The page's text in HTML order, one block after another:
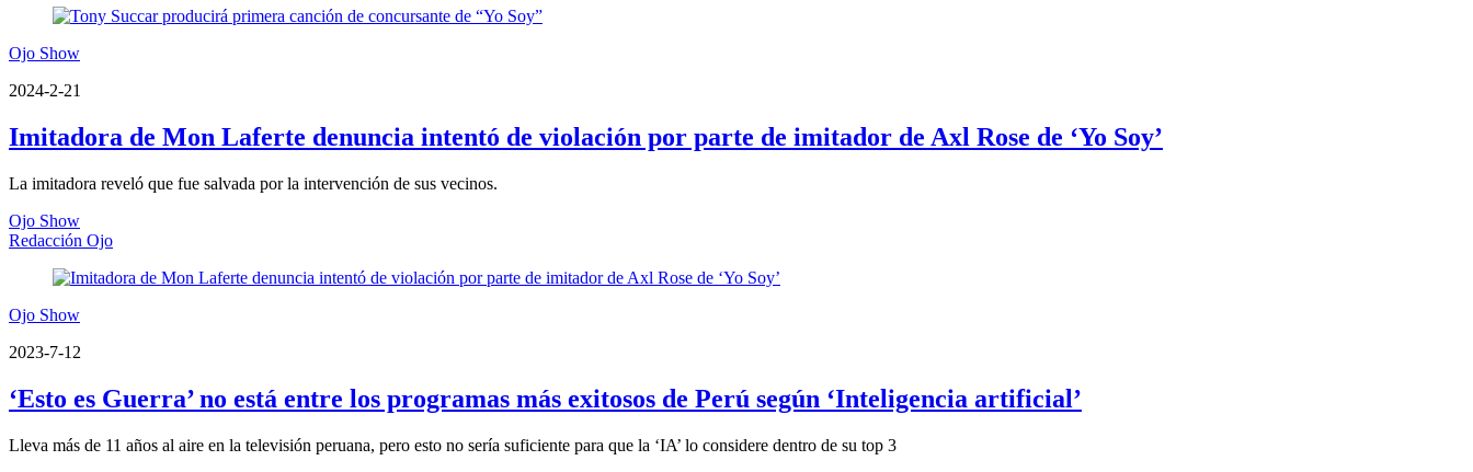
Ojo Show
2024-2-21
Imitadora de Mon Laferte denuncia intentó de violación por parte de imitador de Axl Rose de ‘Yo Soy’
La imitadora reveló que fue salvada por la intervención de sus vecinos.
Ojo Show
Redacción Ojo
Ojo Show
2023-7-12
‘Esto es Guerra’ no está entre los programas más exitosos de Perú según ‘Inteligencia artificial’
Lleva más de 11 años al aire en la televisión peruana, pero esto no sería suficiente para que la ‘IA’ lo considere dentro de su top 3